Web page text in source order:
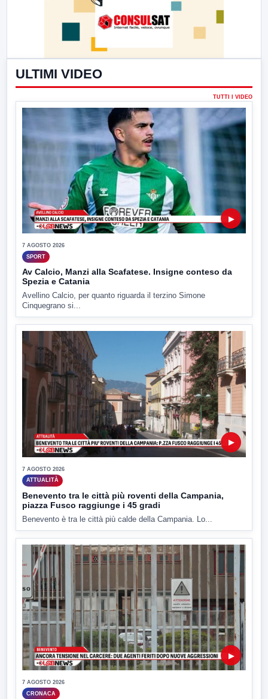
ULTIMI VIDEO
TUTTI I VIDEO
▶
7 AGOSTO 2026
SPORT
Av Calcio, Manzi alla Scafatese. Insigne conteso da
Spezia e Catania
Avellino Calcio, per quanto riguarda il terzino Simone
Cinquegrano si...
▶
7 AGOSTO 2026
ATTUALITÀ
Benevento tra le città più roventi della Campania,
piazza Fusco raggiunge i 45 gradi
Benevento è tra le città più calde della Campania. Lo...
▶
7 AGOSTO 2026
CRONACA